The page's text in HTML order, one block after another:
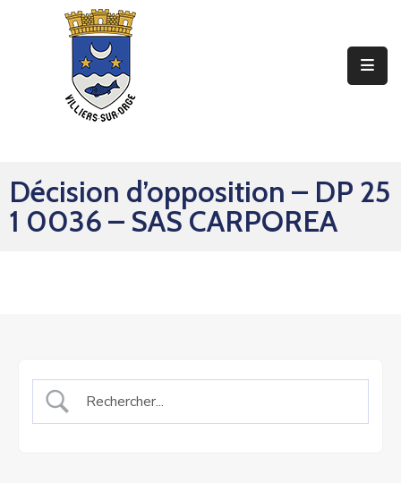
Mes
Sorties
Décision d’opposition – DP 25
1 0036 – SAS CARPOREA